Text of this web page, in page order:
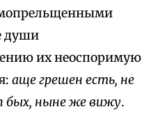
души
их неоспоримую
аще грешен есть, не
бых, ныне же вижу.